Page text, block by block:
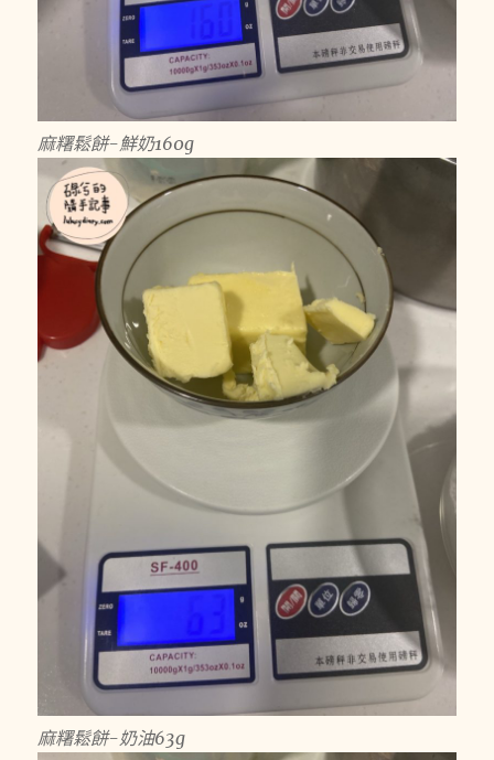
麻糬鬆餅-鮮奶160g
麻糬鬆餅-奶油63g